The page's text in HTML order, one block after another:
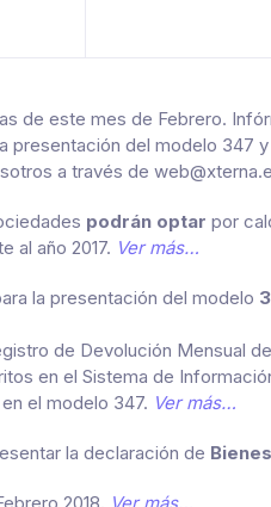
de este mes de Febrero.
presentación del modelo 347
a través de
podrán optar por
al año 2017. Ver más…
la presentación del modelo
de Devolución Mensual
en el Sistema de
el modelo 347. Ver más…
la declaración de